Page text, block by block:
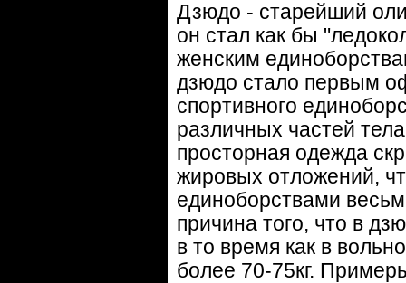
Дзюдо - старейший
он стал как бы
женским
дзюдо стало первым
спортивного
различных частей
просторная одежда
жировых отложений,
единоборствами
причина того, что в
в то время как в
более 70-75кг.